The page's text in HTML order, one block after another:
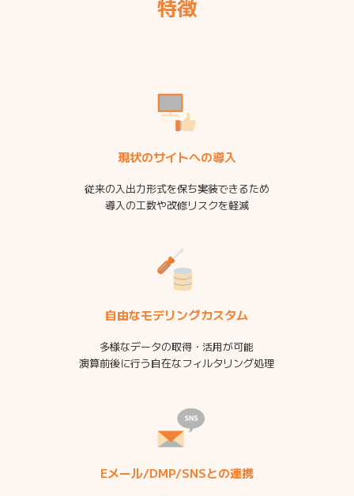
特徴
現状のサイトへの導入
従来の⼊出⼒形式を保ち実装できるため
導⼊の⼯数や改修リスクを軽減
自由なモデリングカスタム
多様なデータの取得・活⽤が可能
演算前後に⾏う⾃在なフィルタリング処理
Eメール/DMP/SNSとの連携